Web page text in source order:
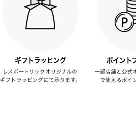
ギフトラッピング
レスポートサックオリジナルの
ギフトラッピングにて承ります。
ポイント
一部店舗と公式
で使えるポイ